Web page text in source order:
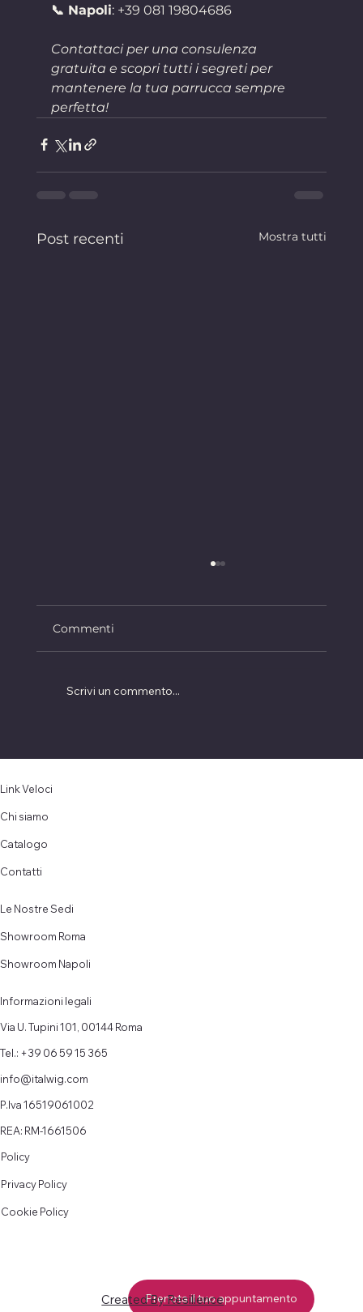
📞 Napoli: +39 081 19804686
Contattaci per una consulenza
gratuita e scopri tutti i segreti per
mantenere la tua parrucca sempre
perfetta!
Post recenti Mostra tutti
Commenti
Scrivi un commento...
Link Veloci
Chi siamo
Catalogo
Contatti
Le Nostre Sedi
Showroom Roma
Showroom Napoli
Informazioni legali
Via U. Tupini 101, 00144 Roma
Tel.: +39 06 59 15 365
info@italwig.com
P.Iva 16519061002
REA: RM-1661506
Policy
Privacy Policy
Cookie Policy
Prenota il tuo appuntamento
Created By Resilience